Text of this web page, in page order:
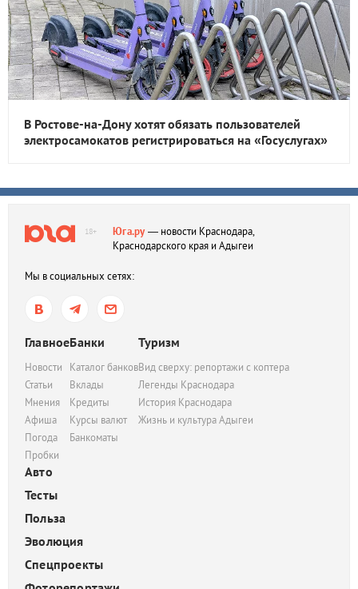
В Ростове-на-Дону хотят обязать пользователей
электросамокатов регистрироваться на «Госуслугах»
18+ Юга.ру— новости Краснодара,
Краснодарского края и Адыгеи
Мы в социальных сетях:
Главное
Новости
Статьи
Мнения
Афиша
Погода
Пробки
Банки
Каталог банков
Вклады
Кредиты
Курсы валют
Банкоматы
Туризм
Вид сверху: репортажи с коптера
Легенды Краснодара
История Краснодара
Жизнь и культура Адыгеи
Авто
Тесты
Польза
Эволюция
Спецпроекты